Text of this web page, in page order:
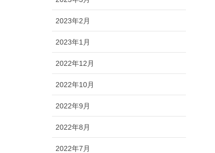
2023年2月
2023年1月
2022年12月
2022年10月
2022年9月
2022年8月
2022年7月